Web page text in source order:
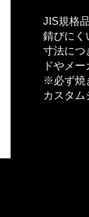
JIS規格
錆びにく
寸法につ
ドやメ
※必ず焼
カスタム